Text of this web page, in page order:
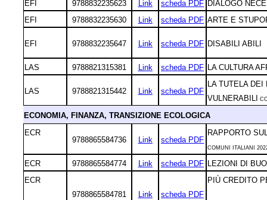
EFI
9788832235623 Link scheda PDF DIALOGO
EFI
9788832235630 Link scheda PDF ARTE E
EFI 9788832235647 Link scheda PDF DISABILI ABILI
LAS 9788821315381 Link scheda PDF LA CULTURA
LAS 9788821315442 Link scheda PDF
LA TUTELA DEI
VULNERABILI
ECONOMIA, FINANZA, TRANSIZIONE ECOLOGICA
ECR
9788865584736
Link scheda PDF
RAPPORTO
COMUNI ITALIANI
ECR 9788865584774 Link scheda PDF LEZIONI DI
ECR
9788865584781
Link scheda PDF
PIÙ CREDITO